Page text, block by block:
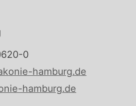
0
hamburg.de
hamburg.de